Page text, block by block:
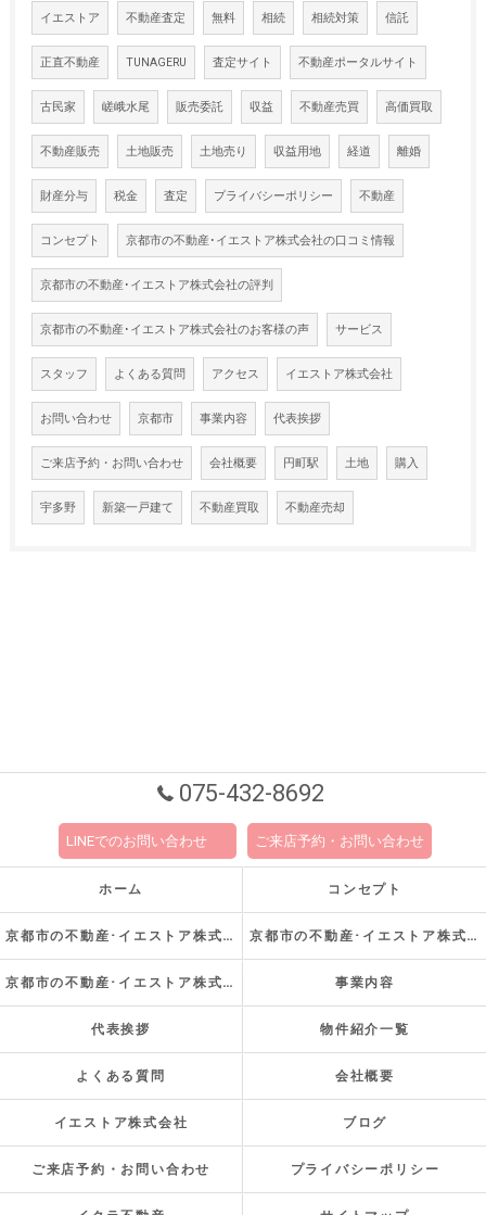
イエストア 不動産査定 無料 相続 相続対策 信託
正直不動産 TUNAGERU 査定サイト 不動産ポータルサイト
古民家 嵯峨水尾 販売委託 収益 不動産売買 高価買取
不動産販売 土地販売 土地売り 収益用地 経道 離婚
財産分与 税金 査定 プライバシーポリシー 不動産
コンセプト 京都市の不動産･イエストア株式会社の口コミ情報
京都市の不動産･イエストア株式会社の評判
京都市の不動産･イエストア株式会社のお客様の声 サービス
スタッフ よくある質問 アクセス イエストア株式会社
お問い合わせ 京都市 事業内容 代表挨拶
ご来店予約・お問い合わせ 会社概要 円町駅 土地 購入
宇多野 新築一戸建て 不動産買取 不動産売却
075-432-8692
LINEでのお問い合わせ ご来店予約・お問い合わせ
ホーム コンセプト
京都市の不動産･イエストア株式会社の口コミ情報 京都市の不動産･イエストア株式会社の評判
京都市の不動産･イエストア株式会社のお客様の声 事業内容
代表挨拶 物件紹介一覧
よくある質問 会社概要
イエストア株式会社 ブログ
ご来店予約・お問い合わせ プライバシーポリシー